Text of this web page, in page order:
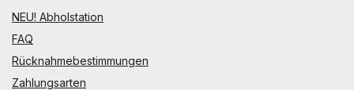
NEU! Abholstation
FAQ
Rücknahmebestimmungen
Zahlungsarten